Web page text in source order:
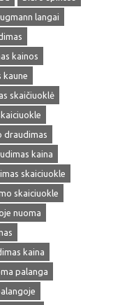
langai
kainos
kaune
skaičiuoklė
draudimas
kaina
skaiciuokle
skaiciuokle
nuoma
kaina
palanga